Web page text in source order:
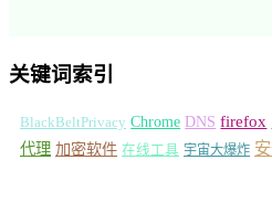
关键词索引
BlackBeltPrivacy Chrome DNS firefox
代理 加密软件 在线工具 宇宙大爆炸